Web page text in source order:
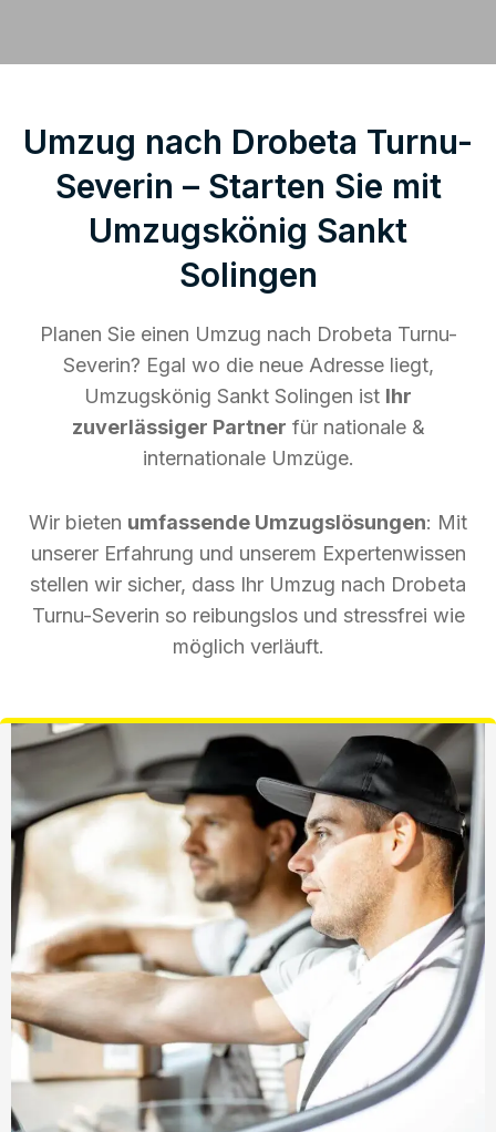
Umzug nach Drobeta Turnu-
Severin – Starten Sie mit
Umzugskönig Sankt
Solingen
Planen Sie einen Umzug nach Drobeta Turnu-
Severin? Egal wo die neue Adresse liegt,
Umzugskönig Sankt Solingen ist Ihr
zuverlässiger Partner für nationale &
internationale Umzüge.
Wir bieten umfassende Umzugslösungen: Mit
unserer Erfahrung und unserem Expertenwissen
stellen wir sicher, dass Ihr Umzug nach Drobeta
Turnu-Severin so reibungslos und stressfrei wie
möglich verläuft.